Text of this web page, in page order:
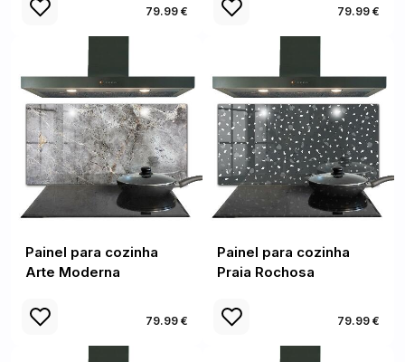
79.99 € 79.99 €
Painel para cozinha
Arte Moderna
79.99 €
Painel para cozinha
Praia Rochosa
79.99 €